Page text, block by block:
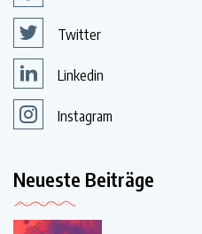
Twitter
Linkedin
Instagram
Neueste Beiträge